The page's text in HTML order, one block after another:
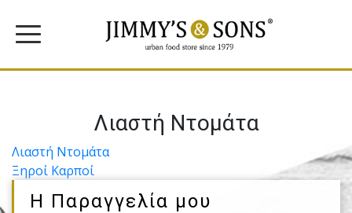
Λιαστή Ντομάτα
Πλοήγηση
άρθρων
Λιαστή Ντομάτα
Ξηροί Καρποί
Η Παραγγελία μου